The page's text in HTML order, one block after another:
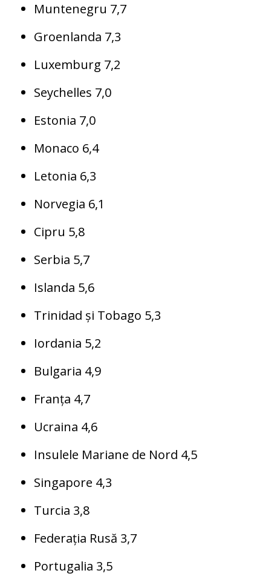
Muntenegru 7,7
Groenlanda 7,3
Luxemburg 7,2
Seychelles 7,0
Estonia 7,0
Monaco 6,4
Letonia 6,3
Norvegia 6,1
Cipru 5,8
Serbia 5,7
Islanda 5,6
Trinidad și Tobago 5,3
Iordania 5,2
Bulgaria 4,9
Franța 4,7
Ucraina 4,6
Insulele Mariane de Nord 4,5
Singapore 4,3
Turcia 3,8
Federația Rusă 3,7
Portugalia 3,5